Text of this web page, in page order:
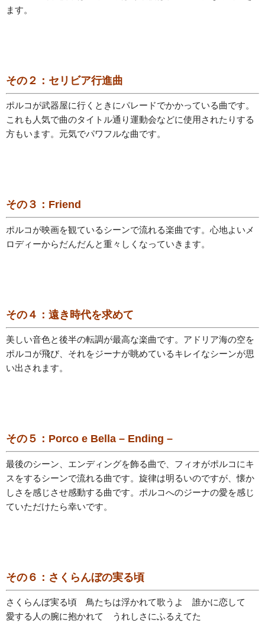
ます。
その２：セリビア行進曲
ポルコが武器屋に行くときにパレードでかかっている曲です。
これも人気で曲のタイトル通り運動会などに使用されたりする
方もいます。元気でパワフルな曲です。
その３：Friend
ポルコが映画を観ているシーンで流れる楽曲です。心地よいメ
ロディーからだんだんと重々しくなっていきます。
その４：遠き時代を求めて
美しい音色と後半の転調が最高な楽曲です。アドリア海の空を
ポルコが飛び、それをジーナが眺めているキレイなシーンが思
い出されます。
その５：Porco e Bella – Ending –
最後のシーン、エンディングを飾る曲で、フィオがポルコにキ
スをするシーンで流れる曲です。旋律は明るいのですが、懐か
しさを感じさせ感動する曲です。ポルコへのジーナの愛を感じ
ていただけたら幸いです。
その６：さくらんぼの実る頃
さくらんぼ実る頃 鳥たちは浮かれて歌うよ 誰かに恋して
愛する人の腕に抱かれて うれしさにふるえてた